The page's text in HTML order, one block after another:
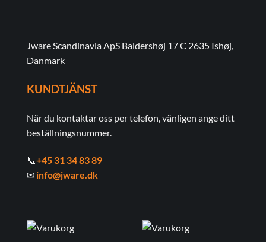
Jware Scandinavia ApS Baldershøj 17 C 2635 Ishøj,
Danmark
KUNDTJÄNST
När du kontaktar oss per telefon, vänligen ange ditt
beställningsnummer.
📞+45 31 34 83 89
✉ info@jware.dk